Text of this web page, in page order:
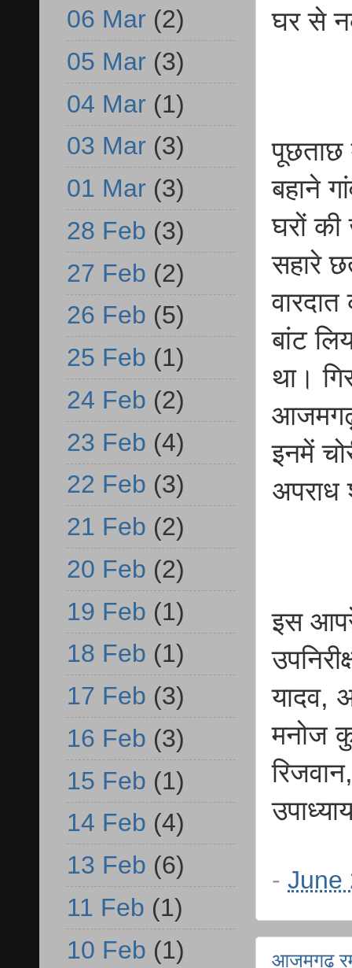
घर से
पूछताछ
बहाने
घरों की
सहारे
बांट
था।
इनमें
अपराध
इस
यादव,
मनोज
- June
आजमगढ़
06 Mar (2)
05 Mar (3)
04 Mar (1)
03 Mar (3)
01 Mar (3)
28 Feb (3)
27 Feb (2)
26 Feb (5)
25 Feb (1)
24 Feb (2)
23 Feb (4)
22 Feb (3)
21 Feb (2)
20 Feb (2)
19 Feb (1)
18 Feb (1)
17 Feb (3)
16 Feb (3)
15 Feb (1)
14 Feb (4)
13 Feb (6)
11 Feb (1)
10 Feb (1)